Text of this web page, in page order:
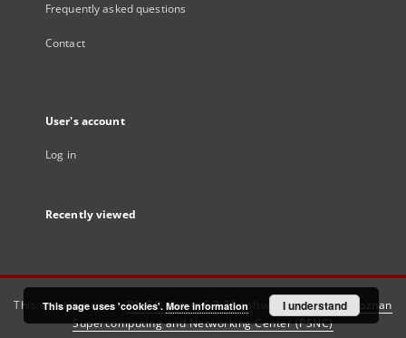
Frequently asked questions
Contact
User's account
Log in
Recently viewed
This service runs onDInGO dLibra 6.3.21software created by
Poznan
Supercomputing and Networking Center (PSNC)
This page uses 'cookies'. More information I understand